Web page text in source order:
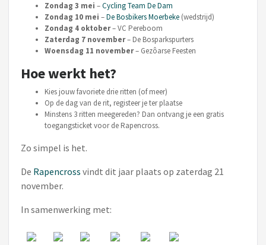
Zondag 3 mei –Cycling Team De Dam
Zondag 10 mei –De Bosbikers Moerbeke (wedstrijd)
Zondag 4 oktober– VC Pereboom
Zaterdag 7 november– De Bosparkspurters
Woensdag 11 november– Gezôarse Feesten
Hoe werkt het?
Kies jouw favoriete drie ritten (of meer)
Op de dag van de rit, registeer je ter plaatse
Minstens 3 ritten meegereden? Dan ontvang je een gratis
toegangsticket voor de Rapencross.
Zo simpel is het.
De Rapencross vindt dit jaar plaats op zaterdag 21
november.
In samenwerking met: